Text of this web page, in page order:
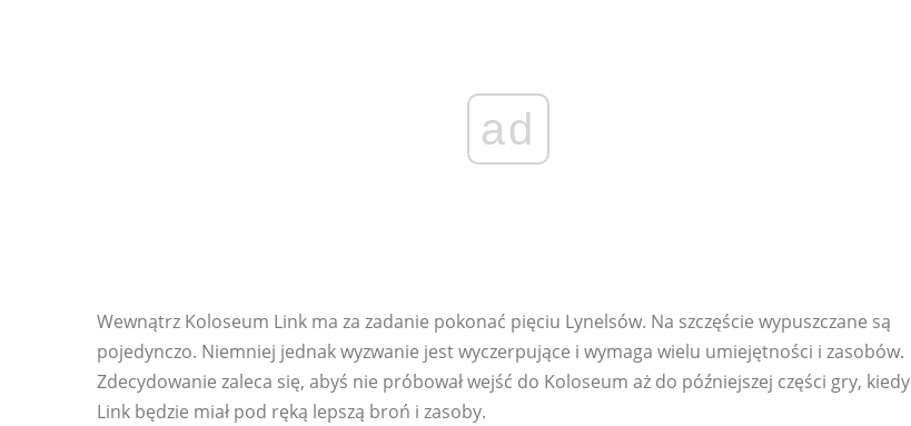
ad
Wewnątrz Koloseum Link ma za zadanie pokonać pięciu Lynelsów. Na szczęście wypuszczane są
pojedynczo. Niemniej jednak wyzwanie jest wyczerpujące i wymaga wielu umiejętności i zasobów.
Zdecydowanie zaleca się, abyś nie próbował wejść do Koloseum aż do późniejszej części gry, kiedy
Link będzie miał pod ręką lepszą broń i zasoby.